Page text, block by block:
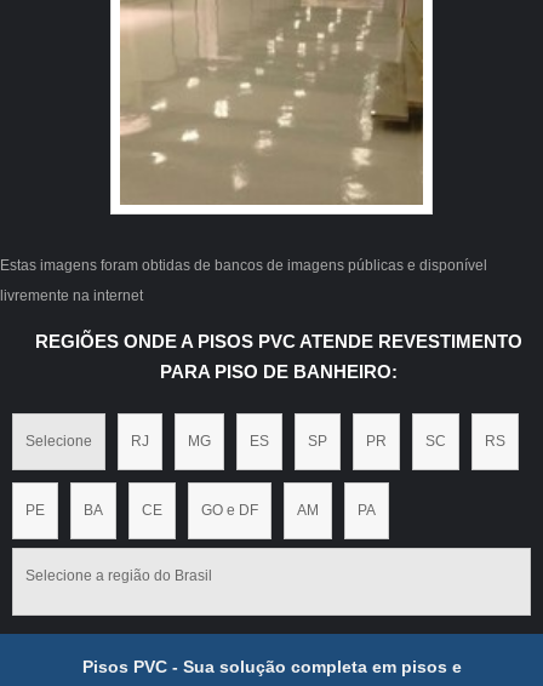
Esses fatores, somados a um time com colaboradores
proativos e funcionários eficientes, garantem uma
entrega de excelência de ponta a ponta.
Estas imagens foram obtidas de bancos de imagens públicas e disponível
livremente na internet
REGIÕES ONDE A PISOS PVC ATENDE REVESTIMENTO
PARA PISO DE BANHEIRO:
Selecione RJ MG ES SP PR SC RS
PE BA CE GO e DF AM PA
Selecione a região do Brasil
Pisos PVC - Sua solução completa em pisos e